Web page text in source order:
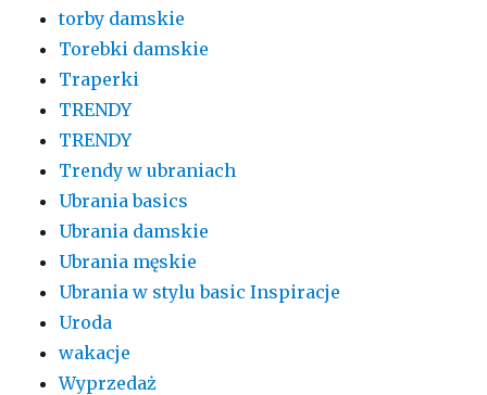
torby damskie
Torebki damskie
Traperki
TRENDY
TRENDY
Trendy w ubraniach
Ubrania basics
Ubrania damskie
Ubrania męskie
Ubrania w stylu basic Inspiracje
Uroda
wakacje
Wyprzedaż